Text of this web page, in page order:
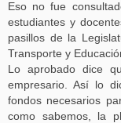
Eso no fue
estudiantes y
pasillos de la
Transporte y
Lo aprobado dice
empresario. Así lo
fondos necesarios
como sabemos, la